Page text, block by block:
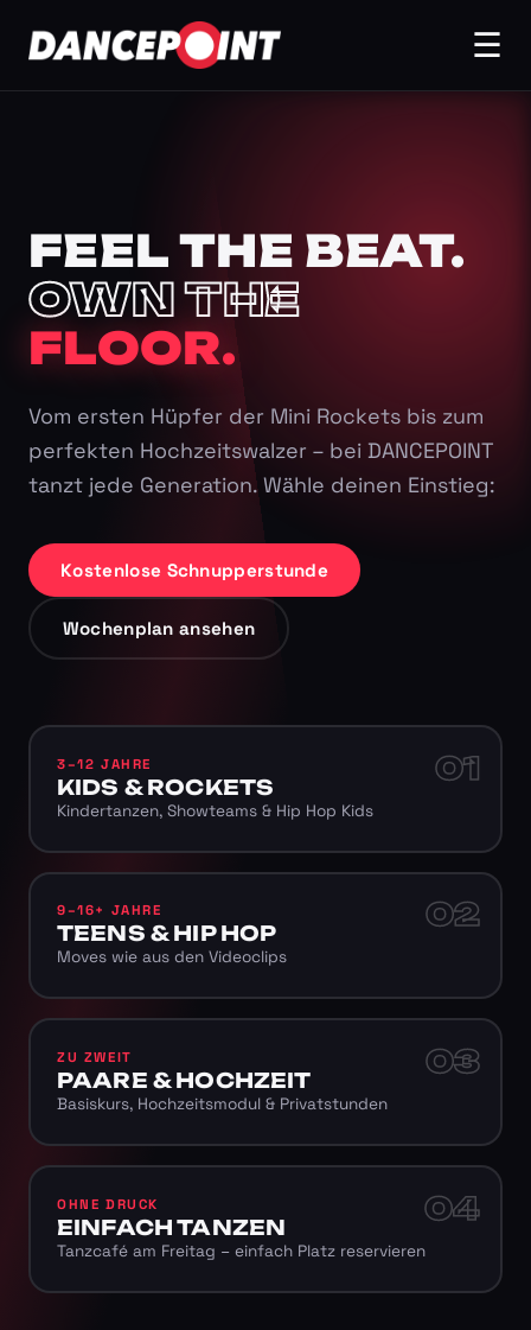
☰
FEEL THE BEAT.
OWN THE
FLOOR.
Vom ersten Hüpfer der Mini Rockets bis zum
perfekten Hochzeitswalzer – bei DANCEPOINT
tanzt jede Generation. Wähle deinen Einstieg:
Kostenlose Schnupperstunde
Wochenplan ansehen
01
3–12 JAHRE
KIDS & ROCKETS
Kindertanzen, Showteams & Hip Hop Kids
02
9–16+ JAHRE
TEENS & HIP HOP
Moves wie aus den Videoclips
03
ZU ZWEIT
PAARE & HOCHZEIT
Basiskurs, Hochzeitsmodul & Privatstunden
04
OHNE DRUCK
EINFACH TANZEN
Tanzcafé am Freitag – einfach Platz reservieren